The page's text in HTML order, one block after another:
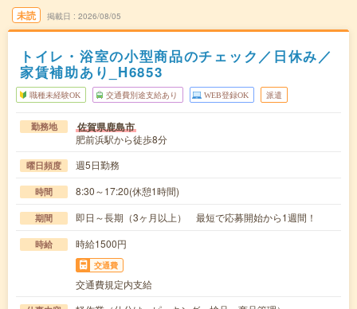
未読 掲載日 2026/08/05
トイレ・浴室の小型商品のチェック／日休み／
家賃補助あり_H6853
職種未経験OK 交通費別途支給あり WEB登録OK 派遣
勤務地 佐賀県鹿島市
肥前浜駅から徒歩8分
曜日頻度 週5日勤務
時間 8:30～17:20(休憩1時間)
期間 即日～長期（3ヶ月以上） 最短で応募開始から1週間！
時給 時給1500円
交通費
交通費規定内支給